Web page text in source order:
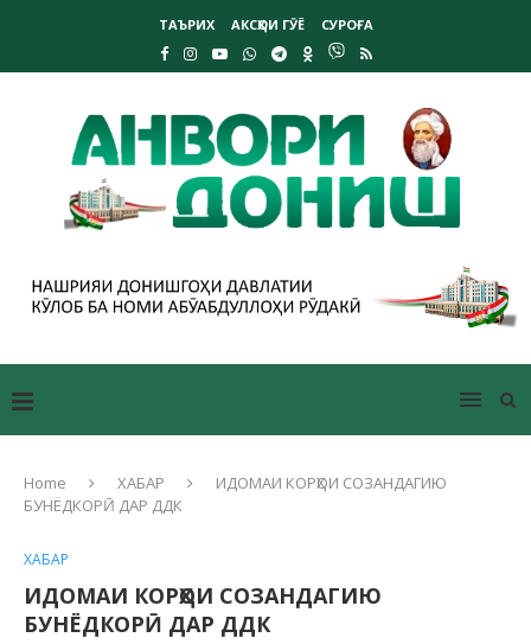
ТАЪРИХ АКСҲОИ ГӮЁ СУРОҒА
Home ХАБАР
ИДОМАИ КОРҲОИ СОЗАНДАГИЮ
БУНЁДКОРӢ ДАР ДДК
ХАБАР
ИДОМАИ КОРҲОИ СОЗАНДАГИЮ
БУНЁДКОРӢ ДАР ДДК